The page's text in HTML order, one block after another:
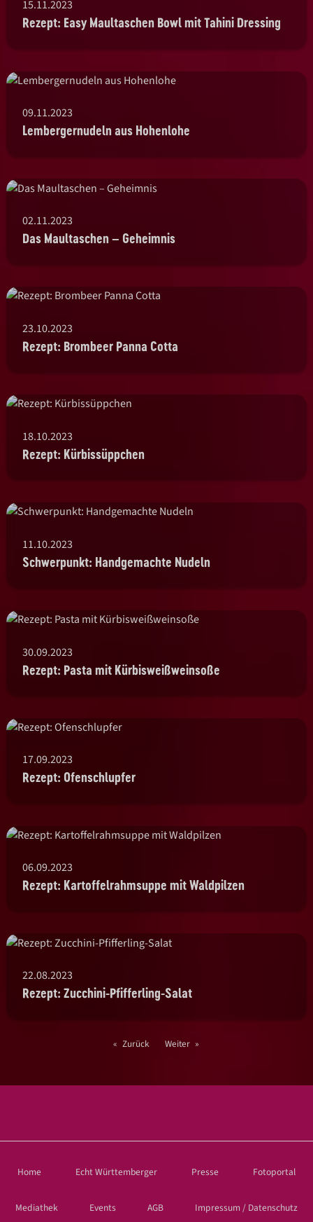
15.11.2023
Rezept: Easy Maultaschen Bowl mit Tahini Dressing
09.11.2023
Lembergernudeln aus Hohenlohe
02.11.2023
Das Maultaschen – Geheimnis
23.10.2023
Rezept: Brombeer Panna Cotta
18.10.2023
Rezept: Kürbissüppchen
11.10.2023
Schwerpunkt: Handgemachte Nudeln
30.09.2023
Rezept: Pasta mit Kürbisweißweinsoße
17.09.2023
Rezept: Ofenschlupfer
06.09.2023
Rezept: Kartoffelrahmsuppe mit Waldpilzen
22.08.2023
Rezept: Zucchini-Pfifferling-Salat
Zurück Weiter
Home Echt Württemberger Presse Fotoportal
Mediathek Events AGB Impressum / Datenschutz